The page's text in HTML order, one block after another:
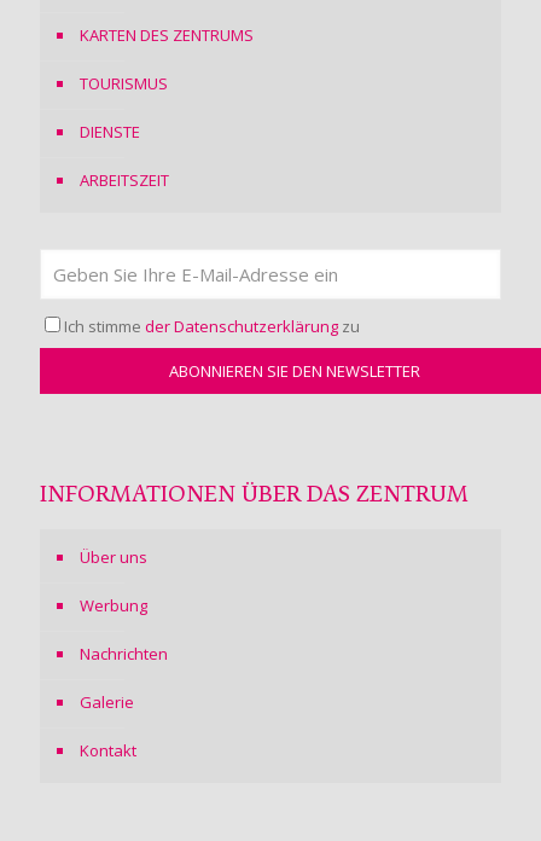
KARTEN DES ZENTRUMS
TOURISMUS
DIENSTE
ARBEITSZEIT
Ich stimme der Datenschutzerklärung zu
INFORMATIONEN ÜBER DAS ZENTRUM
Über uns
Werbung
Nachrichten
Galerie
Kontakt